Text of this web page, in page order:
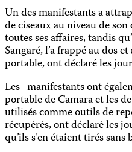
Un des manifestants a
de ciseaux au niveau de
toutes ses affaires, tandis
Sangaré, l’a frappé au dos
portable, ont déclaré les
Les manifestants ont
portable de Camara et les
utilisés comme outils de
récupérés, ont déclaré les
qu’ils s’en étaient tirés sans